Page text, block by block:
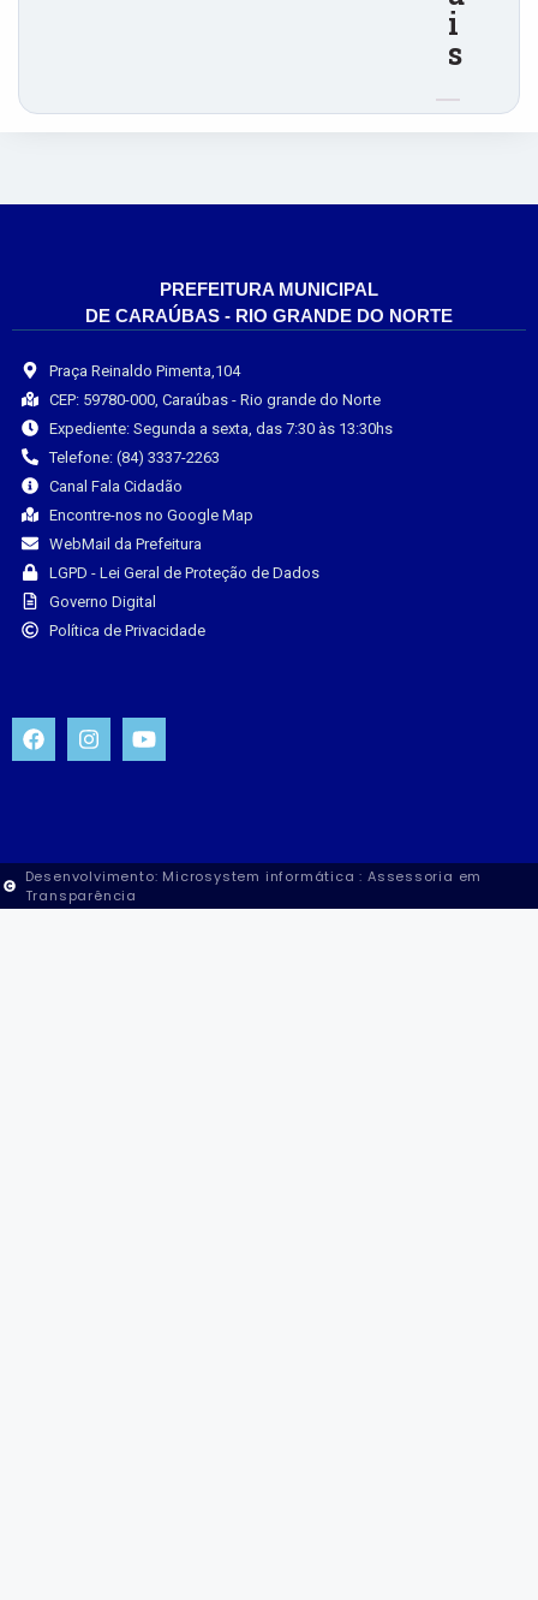
i
s
PREFEITURA MUNICIPAL
DE CARAÚBAS - RIO GRANDE DO NORTE
Praça Reinaldo Pimenta,104
CEP: 59780-000, Caraúbas - Rio grande do Norte
Expediente: Segunda a sexta, das 7:30 às 13:30hs
Telefone: (84) 3337-2263
Canal Fala Cidadão
Encontre-nos no Google Map
WebMail da Prefeitura
LGPD - Lei Geral de Proteção de Dados
Governo Digital
Política de Privacidade
Desenvolvimento: Microsystem informática : Assessoria em
Transparência